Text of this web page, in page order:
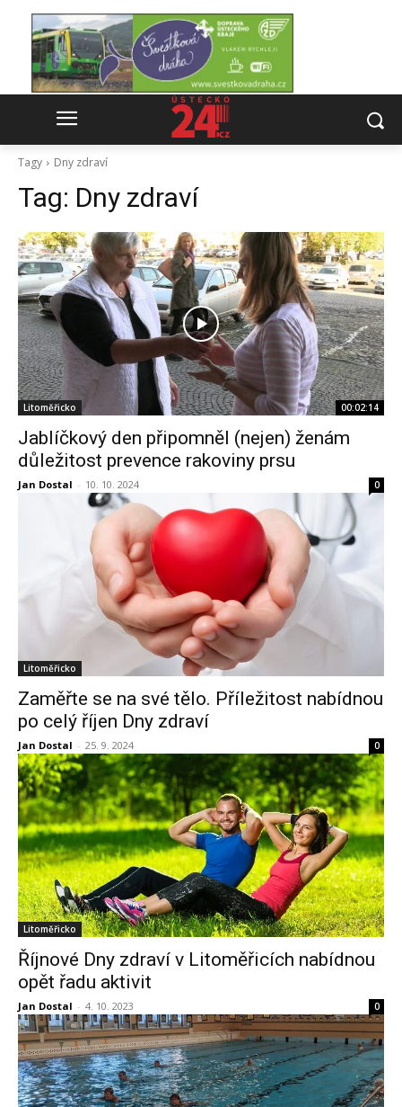
Tagy Dny zdraví
Tag: Dny zdraví
Litoměřicko 00:02:14
Jablíčkový den připomněl (nejen) ženám
důležitost prevence rakoviny prsu
Jan Dostal - 10. 10. 2024 0
Litoměřicko
Zaměřte se na své tělo. Příležitost nabídnou
po celý říjen Dny zdraví
Jan Dostal - 25. 9. 2024 0
Litoměřicko
Říjnové Dny zdraví v Litoměřicích nabídnou
opět řadu aktivit
Jan Dostal - 4. 10. 2023 0